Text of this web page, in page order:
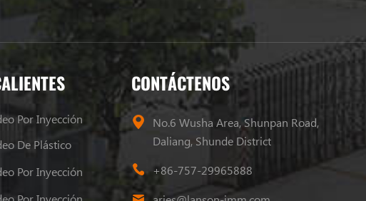
Por Inyección
De Plástico
Por Inyección
CONTÁCTENOS
No.6 Wusha Area, Shunpan Road,
Daliang, Shunde District
+86-757-29965888